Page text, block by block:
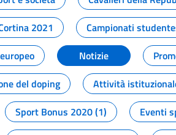
2021 Campionati
Notizie
del doping Attività
Sport Bonus 2020 (1) Eventi